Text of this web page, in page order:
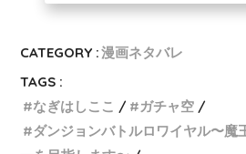
CATEGORY :漫画ネタバレ
TAGS :
なぎはしここ
ガチャ空
ダンジョンバトルロワイヤル〜魔